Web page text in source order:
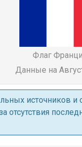
Флаг
Данные на
источников и
отсутствия